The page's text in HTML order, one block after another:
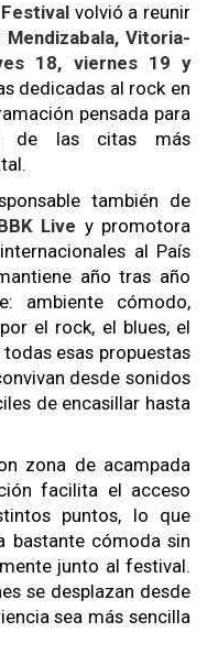
volvió a reunir
Mendizabala, Vitoria-
18, viernes 19 y
dedicadas al rock en
pensada para
de las citas más
también de
Live y promotora
al País
año tras año
ambiente cómodo,
el rock, el blues, el
esas propuestas
desde sonidos
de encasillar hasta
zona de acampada
facilita el acceso
puntos, lo que
bastante cómoda sin
junto al festival.
se desplazan desde
sea más sencilla